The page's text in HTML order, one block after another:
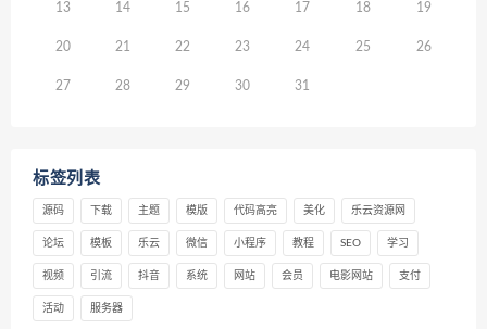
13 14 15 16 17 18 19
20 21 22 23 24 25 26
27 28 29 30 31
标签列表
源码 下载 主题 模版 代码高亮 美化 乐云资源网
论坛 模板 乐云 微信 小程序 教程 SEO 学习
视频 引流 抖音 系统 网站 会员 电影网站 支付
活动 服务器